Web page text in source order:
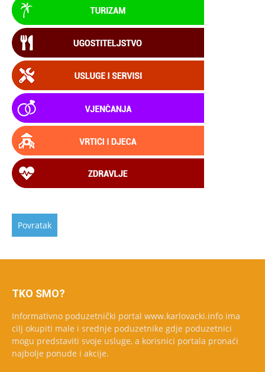
TKO SMO?
Informativno poduzetnički portal www.karlovacki.info ima
cilj okupiti male i srednje poduzetnike gdje poduzetnici
mogu predstaviti svoje usluge, a korisnici portala pronaći
najbolje ponude i akcije.